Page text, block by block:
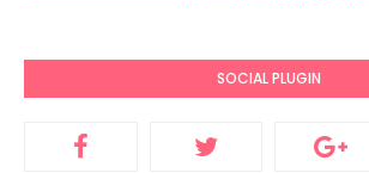
SOCIAL PLUGIN